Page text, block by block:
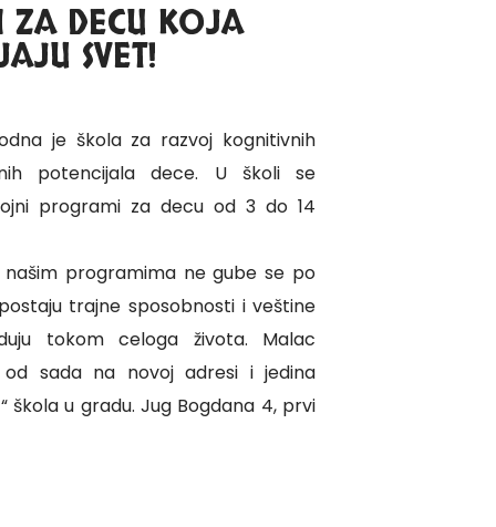
ZA DECU KOJA
SVET!
je škola za razvoj kognitivnih
potencijala dece. U školi se
programi za decu od 3 do 14
programima ne gube se po
trajne sposobnosti i veštine
tokom celoga života. Malac
sada na novoj adresi i jedina
škola u gradu. Jug Bogdana 4, prvi